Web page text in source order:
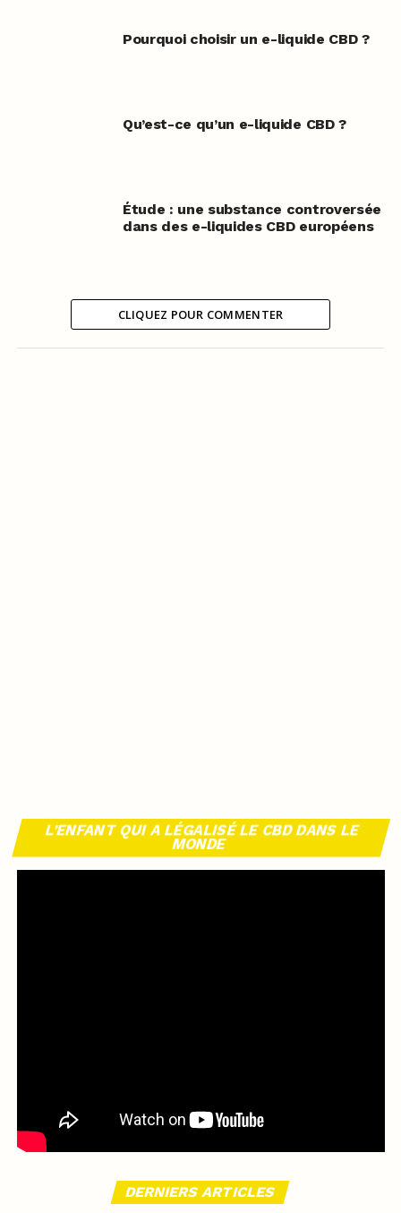
Pourquoi choisir un e-liquide CBD ?
Qu’est-ce qu’un e-liquide CBD ?
Étude : une substance controversée
dans des e-liquides CBD européens
CLIQUEZ POUR COMMENTER
L’ENFANT QUI A LÉGALISÉ LE CBD DANS LE
MONDE
DERNIERS ARTICLES